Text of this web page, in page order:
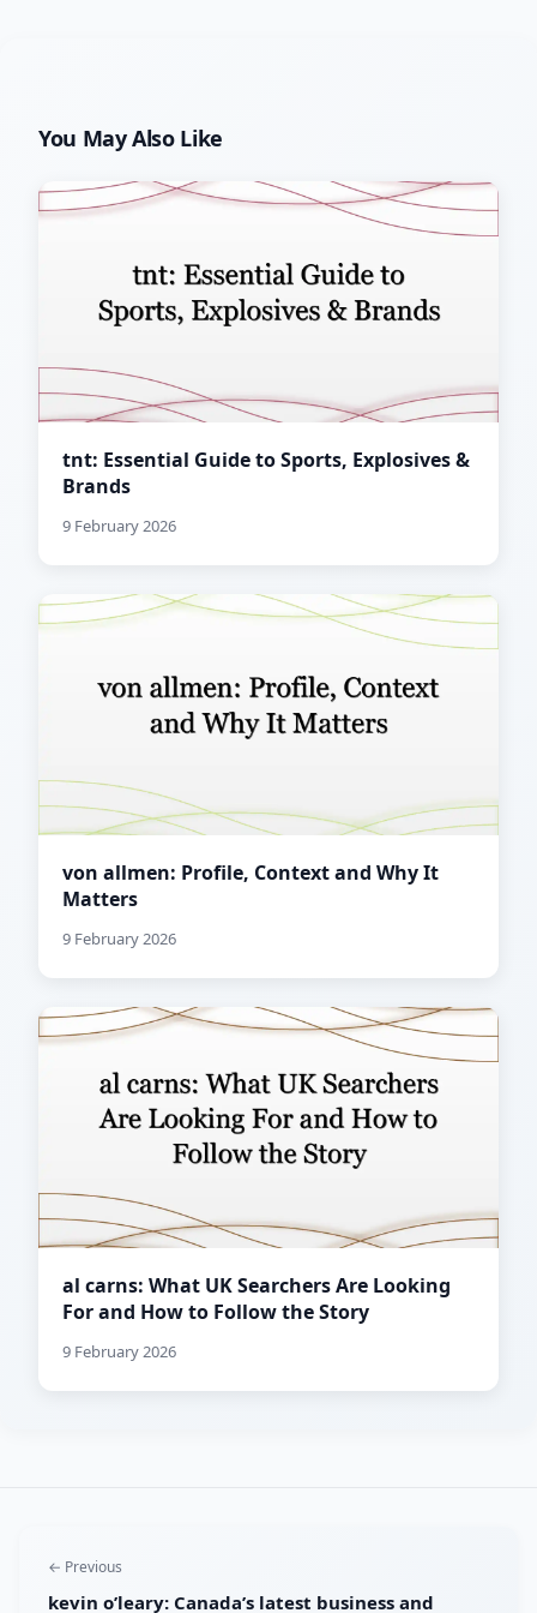
You May Also Like
tnt: Essential Guide to Sports, Explosives &
Brands
9 February 2026
von allmen: Profile, Context and Why It
Matters
9 February 2026
al carns: What UK Searchers Are Looking
For and How to Follow the Story
9 February 2026
← Previous
kevin o’leary: Canada’s latest business and